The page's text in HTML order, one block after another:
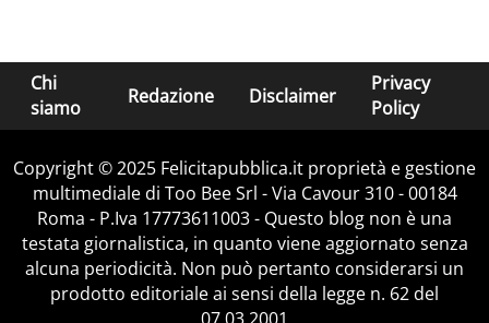
Chi
siamo
Redazione Disclaimer
Privacy
Policy
Copyright © 2025 Felicitapubblica.it proprietà e gestione
multimediale di Too Bee Srl - Via Cavour 310 - 00184
Roma - P.Iva 17773611003 - Questo blog non è una
testata giornalistica, in quanto viene aggiornato senza
alcuna periodicità. Non può pertanto considerarsi un
prodotto editoriale ai sensi della legge n. 62 del